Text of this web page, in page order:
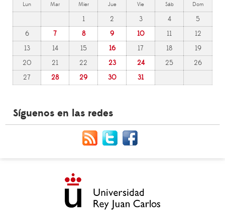
Lun Mar Mier Jue Vie Sáb Dom
1 2 3 4
5
6
7 8 9 10 11
12
13
14 15 16 17 18
19
20
21 22 23 24 25
26
27
28 29 30 31
Síguenos en las redes